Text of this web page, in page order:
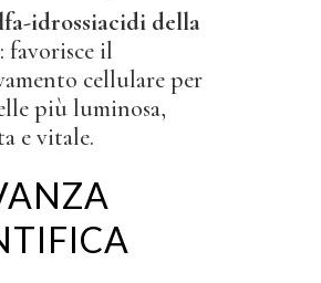
idrossiacidi della
: favorisce il
cellulare per
più luminosa,
e vitale.